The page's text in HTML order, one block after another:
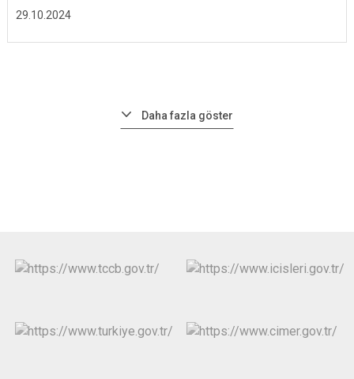
29.10.2024
Daha fazla göster